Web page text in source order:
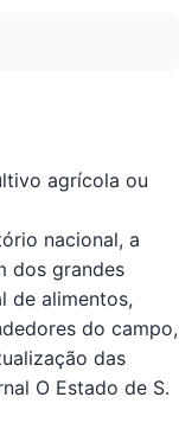
agrícola ou
nacional, a
dos grandes
de alimentos,
do campo,
das
O Estado de S.